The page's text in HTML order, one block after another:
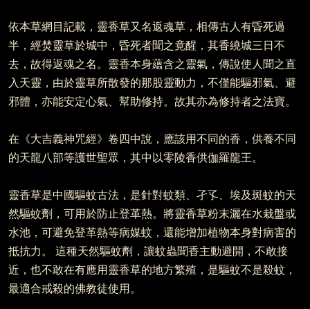
依本草網目記載，靈香草又名返魂草，相傳古人有昏死過
半，經焚靈草於城中，昏死者聞之竟醒，其香繞城三日不
去，故得返魂之名。靈香本身蘊含之靈氣，傳說使人聞之直
入天靈，由於靈草所散發的那股靈動力，不僅能驅邪氣、避
邪體，亦能安定心氣、幫助修持。故其亦為修持者之法寶。
在《大吉義神咒經》卷四中說，應該用不同的香，供養不同
的天龍八部等護世聖眾，其中以零陵香供伽羅龍王。
靈香草是中國驅蚊古法，是針對蚊類、孑孓、埃及斑蚊的天
然驅蚊劑，可用於防止登革熱。將靈香草粉末灑在水栽盤或
水池，可避免登革熱等病媒蚊，還能增加植物本身對病害的
抵抗力。 這種天然驅蚊劑，讓蚊蟲聞香主動避開，不敢接
近，也不敢在有應用靈香草的地方繁殖，是驅蚊不是殺蚊，
最適合戒殺的佛教徒使用。